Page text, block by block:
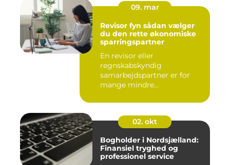
09. mar
Revisor fyn sådan vælger
du den rette økonomiske
sparringspartner
En revisor eller
regnskabskyndig
samarbejdspartner er for
mange mindre
ro...
02. okt
Bogholder i Nordsjælland:
Finansiel tryghed og
professionel service